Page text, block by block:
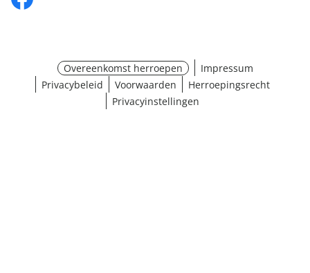
Overeenkomst herroepen
Impressum
Privacybeleid
Voorwaarden
Herroepingsrecht
Privacyinstellingen